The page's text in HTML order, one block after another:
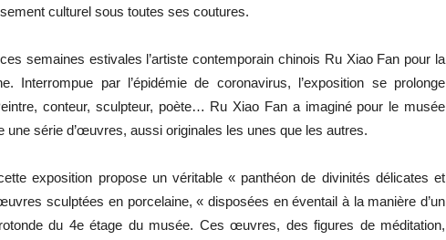
culturel sous toutes ses coutures.
semaines estivales l’artiste contemporain chinois Ru Xiao Fan pour la
Interrompue par l’épidémie de coronavirus, l’exposition se prolonge
conteur, sculpteur, poète… Ru Xiao Fan a imaginé pour le musée
une série d’œuvres, aussi originales les unes que les autres.
exposition propose un véritable « panthéon de divinités délicates et
sculptées en porcelaine, « disposées en éventail à la manière d’un
du 4e étage du musée. Ces œuvres, des figures de méditation,